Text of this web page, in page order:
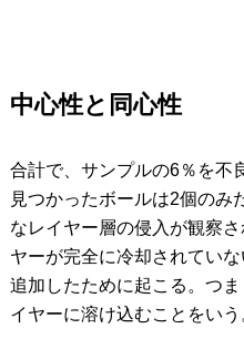
中心性と同心性
合計で、サンプルの6％を不
見つかったボールは2個のみ
なレイヤー層の侵入が観察
ヤーが完全に冷却されてい
追加したために起こる。つ
イヤーに溶け込むことをいう